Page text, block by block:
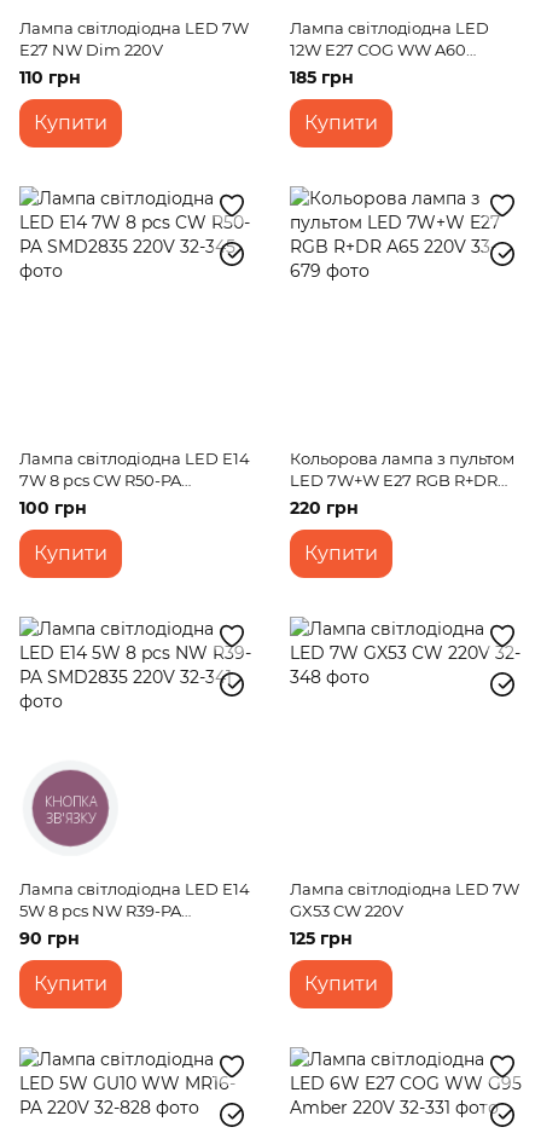
Лампа світлодіодна LED 7W
E27 NW Dim 220V
110 грн
Купити
Лампа світлодіодна LED
12W E27 COG WW A60
Amber 220V
185 грн
Купити
Лампа світлодіодна LED E14
7W 8 pcs CW R50-PA
SMD2835 220V
100 грн
Купити
Кольорова лампа з пультом
LED 7W+W E27 RGB R+DR
A65 220V
220 грн
Купити
Лампа світлодіодна LED E14
5W 8 pcs NW R39-PA
SMD2835 220V
90 грн
Купити
Лампа світлодіодна LED 7W
GX53 CW 220V
125 грн
Купити
КНОПКА
ЗВ'ЯЗКУ